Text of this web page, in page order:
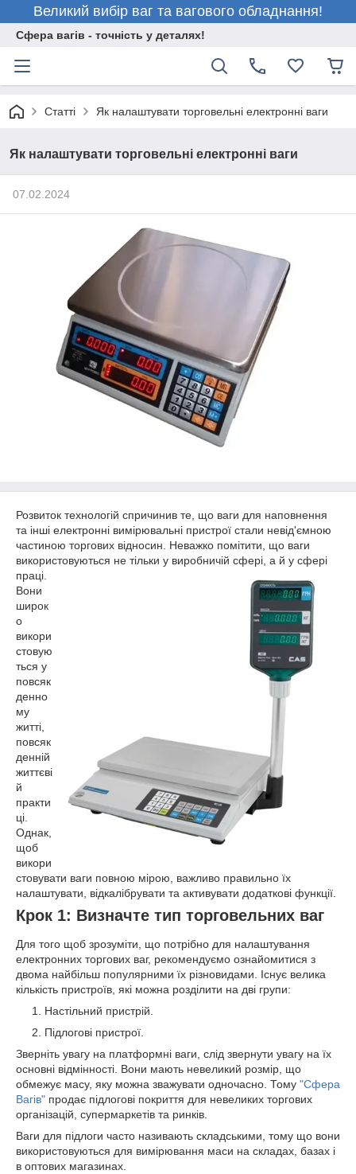
Великий вибір ваг та вагового обладнання!
Сфера вагів - точність у деталях!
Статті Як налаштувати торговельні електронні ваги
Як налаштувати торговельні електронні ваги
07.02.2024
Розвиток технологій спричинив те, що ваги для наповнення
та інші електронні вимірювальні пристрої стали невід'ємною
частиною торгових відносин. Неважко помітити, що ваги
використовуються не тільки у виробничій сфері, а й у сфері
праці.
Вони
широк
о
викори
стовую
ться у
повсяк
денно
му
житті,
повсяк
денній
життєві
й
практи
ці.
Однак,
щоб
викори
стовувати ваги повною мірою, важливо правильно їх
налаштувати, відкалібрувати та активувати додаткові функції.
Крок 1: Визначте тип торговельних ваг
Для того щоб зрозуміти, що потрібно для налаштування
електронних торгових ваг, рекомендуємо ознайомитися з
двома найбільш популярними їх різновидами. Існує велика
кількість пристроїв, які можна розділити на дві групи:
Настільний пристрій.
Підлогові пристрої.
Зверніть увагу на платформні ваги, слід звернути увагу на їх
основні відмінності. Вони мають невеликий розмір, що
обмежує масу, яку можна зважувати одночасно. Тому "Сфера
Вагів" продає підлогові покриття для невеликих торгових
організацій, супермаркетів та ринків.
Ваги для підлоги часто називають складськими, тому що вони
використовуються для вимірювання маси на складах, базах і
в оптових магазинах.